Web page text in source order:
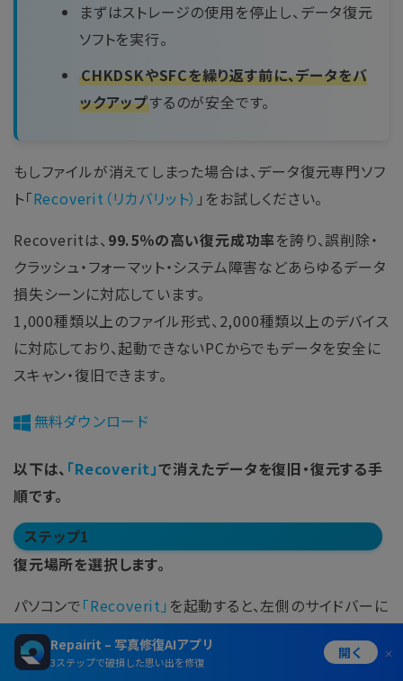
Repairit – 写真修復AIアプリ
3ステップで破損した思い出を修復
開く
まずはストレージの使用を停止し、データ復元
ソフトを実行。
CHKDSKやSFCを繰り返す前に、データをバ
ックアップするのが安全です。
もしファイルが消えてしまった場合は、データ復元専門ソフ
ト「Recoverit（リカバリット） 」をお試しください。
Recoveritは、 99.5％の高い復元成功率を誇り、誤削除・
クラッシュ・フォーマット・システム障害などあらゆるデータ
損失シーンに対応しています。
1,000種類以上のファイル形式、2,000種類以上のデバイス
に対応しており、起動できないPCからでもデータを安全に
スキャン・復旧できます。
無料ダウンロード
以下は、 「Recoverit」で消えたデータを復旧・復元する手
順です。
ステップ1
復元場所を選択します。
パソコンで「Recoverit」 を起動すると、左側のサイドバーに
ファイル保存場所が表示されます。ここでは、特定の保存場
所を選択してください。